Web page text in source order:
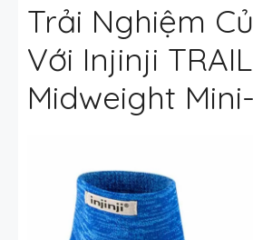
Trải Nghiệm
Với Injinji TRAIL
Midweight